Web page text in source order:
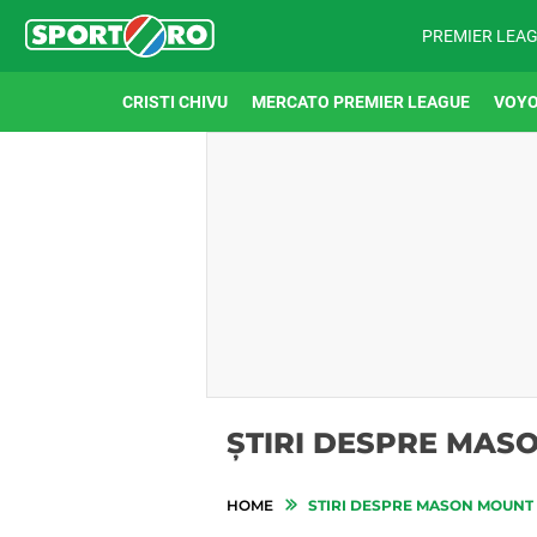
PREMIER
CRISTI CHIVU MERCATO PREMIER LEAGUE
ȘTIRI DESPRE
HOME STIRI DESPRE MASON MOUNT